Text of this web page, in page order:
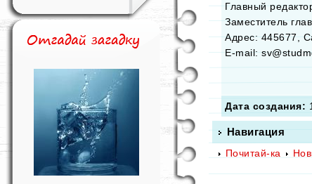
Главный
Заместитель
Адрес: 445677,
E-mail:
Дата создания:
Навигация
Почитай-ка